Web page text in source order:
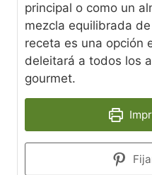
principal o como un
mezcla equilibrada
receta es una opción
deleitará a todos los
gourmet.